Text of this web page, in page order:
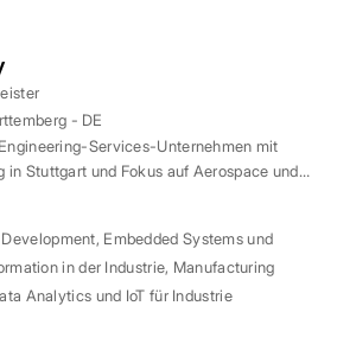
- DE
Services-Unternehmen mit
in Stuttgart und Fokus auf Aerospace und
, Embedded Systems und
in der Industrie, Manufacturing
Analytics und IoT für Industrie